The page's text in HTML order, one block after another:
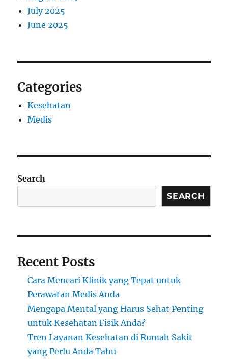
July 2025
June 2025
Categories
Kesehatan
Medis
Search
SEARCH
Recent Posts
Cara Mencari Klinik yang Tepat untuk
Perawatan Medis Anda
Mengapa Mental yang Harus Sehat Penting
untuk Kesehatan Fisik Anda?
Tren Layanan Kesehatan di Rumah Sakit
yang Perlu Anda Tahu